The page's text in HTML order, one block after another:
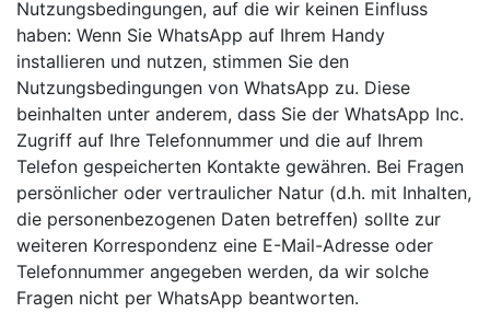
Nutzungsbedingungen, auf die wir keinen Einfluss
haben: Wenn Sie WhatsApp auf Ihrem Handy
installieren und nutzen, stimmen Sie den
Nutzungsbedingungen von WhatsApp zu. Diese
beinhalten unter anderem, dass Sie der WhatsApp Inc.
Zugriff auf Ihre Telefonnummer und die auf Ihrem
Telefon gespeicherten Kontakte gewähren. Bei Fragen
persönlicher oder vertraulicher Natur (d.h. mit Inhalten,
die personenbezogenen Daten betreffen) sollte zur
weiteren Korrespondenz eine E-Mail-Adresse oder
Telefonnummer angegeben werden, da wir solche
Fragen nicht per WhatsApp beantworten.